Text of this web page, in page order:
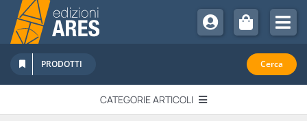
Salta
contenuto
Chi Siamo
Sostienici
Abbonamenti
PRODOTTI Cerca
CATEGORIE ARTICOLI